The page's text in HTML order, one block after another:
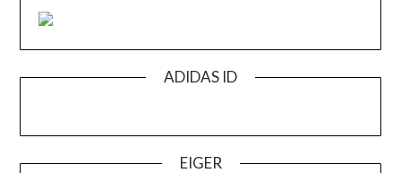
ADIDAS ID
EIGER